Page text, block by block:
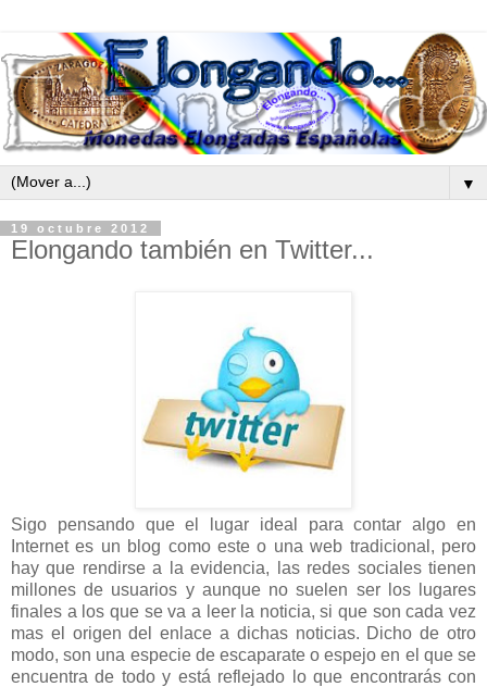
▼
19 octubre 2012
Elongando también en Twitter...
Sigo pensando que el lugar ideal para contar algo en
Internet es un blog como este o una web tradicional, pero
hay que rendirse a la evidencia, las redes sociales tienen
millones de usuarios y aunque no suelen ser los lugares
finales a los que se va a leer la noticia, si que son cada vez
mas el origen del enlace a dichas noticias. Dicho de otro
modo, son una especie de escaparate o espejo en el que se
encuentra de todo y está reflejado lo que encontrarás con